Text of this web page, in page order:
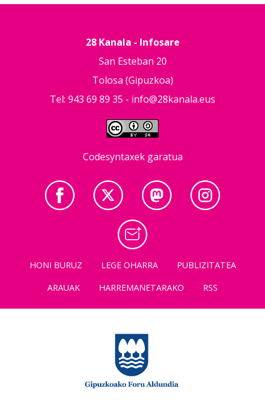
28 Kanala - Infosare
San Esteban 20
Tolosa (Gipuzkoa)
Tel: 943 69 89 35 - info@28kanala.eus
Codesyntaxek garatua
HONI BURUZ LEGE OHARRA
PUBLIZITATEA
ARAUAK
HARREMANETARAKO RSS